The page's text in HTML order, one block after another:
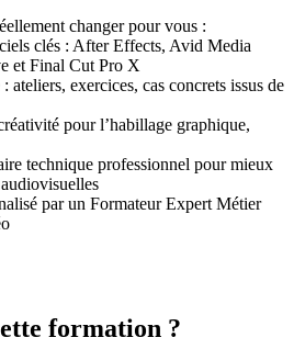
changer pour vous :
clés : After Effects, Avid Media
et Final Cut Pro X
ateliers, exercices, cas concrets issus de
pour l’habillage graphique,
technique professionnel pour mieux
par un Formateur Expert Métier
formation ?